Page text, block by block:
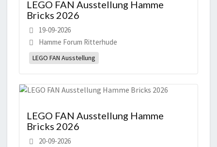
LEGO FAN Ausstellung Hamme
Bricks 2026
19-09-2026
Hamme Forum Ritterhude
LEGO FAN Ausstellung
LEGO FAN Ausstellung Hamme
Bricks 2026
20-09-2026